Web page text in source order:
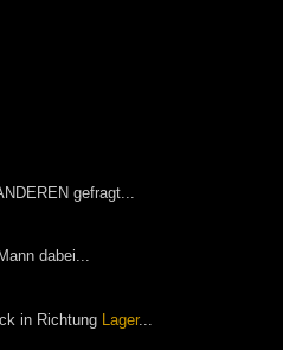
gefragt...
dabei...
in Richtung Lager...